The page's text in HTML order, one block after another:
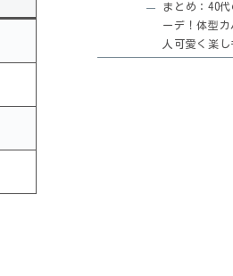
まとめ：40
ーデ！体型
人可愛く楽し